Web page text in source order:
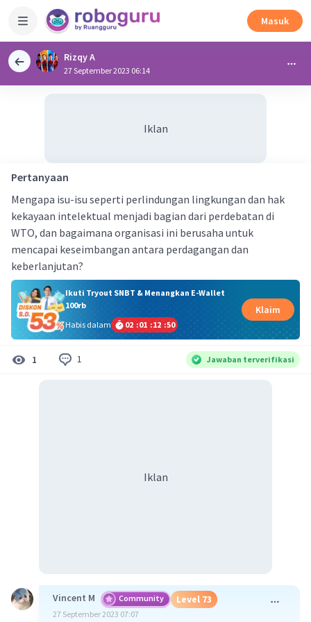
Masuk
Rizqy A
27 September 2023 06:14
Iklan
Pertanyaan
Mengapa isu-isu seperti perlindungan lingkungan dan hak
kekayaan intelektual menjadi bagian dari perdebatan di
WTO, dan bagaimana organisasi ini berusaha untuk
mencapai keseimbangan antara perdagangan dan
keberlanjutan?
Ikuti Tryout SNBT & Menangkan E-Wallet
100rb
Habis dalam
02 :01 :12 :50
Klaim
1 1 Jawaban terverifikasi
Iklan
Vincent M Community Level 73
27 September 2023 07:07